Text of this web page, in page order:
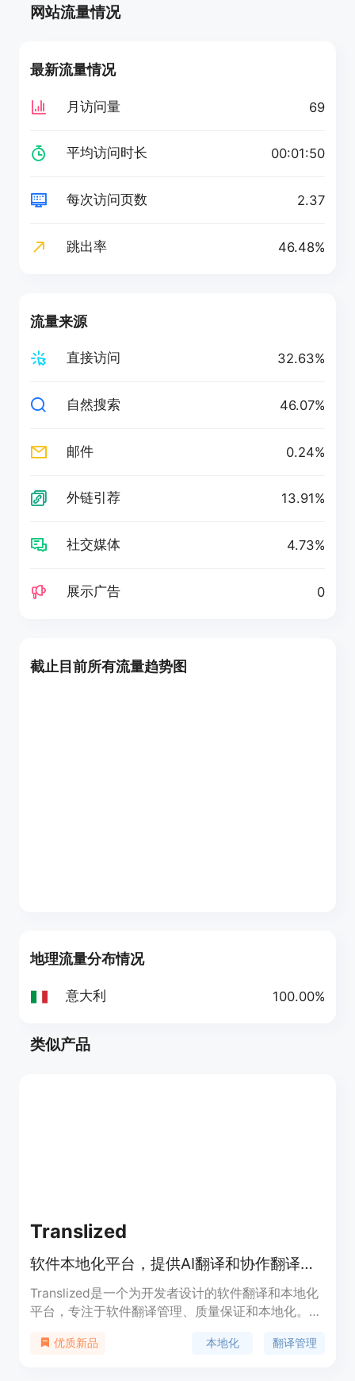
网站流量情况
最新流量情况
月访问量 69
平均访问时长 00:01:50
每次访问页数 2.37
跳出率 46.48%
流量来源
直接访问 32.63%
自然搜索 46.07%
邮件 0.24%
外链引荐 13.91%
社交媒体 4.73%
展示广告 0
截止目前所有流量趋势图
地理流量分布情况
意大利 100.00%
类似产品
Translized
软件本地化平台，提供AI翻译和协作翻译工作流
Translized是一个为开发者设计的软件翻译和本地化
平台，专注于软件翻译管理、质量保证和本地化。它
队推动业务增长，实现产品的全球化。Translized支
优质新品 本地化 翻译管理